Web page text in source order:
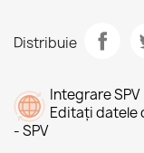
Distribuie
Integrare SPV
Editați datele
- SPV